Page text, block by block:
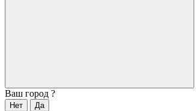
Ваш город ?
Нет Да